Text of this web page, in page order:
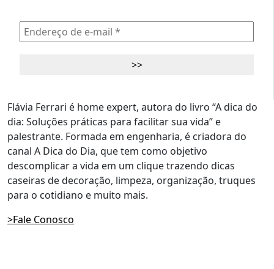
Flávia Ferrari é home expert, autora do livro “A dica do
dia: Soluções práticas para facilitar sua vida” e
palestrante. Formada em engenharia, é criadora do
canal A Dica do Dia, que tem como objetivo
descomplicar a vida em um clique trazendo dicas
caseiras de decoração, limpeza, organização, truques
para o cotidiano e muito mais.
>Fale Conosco